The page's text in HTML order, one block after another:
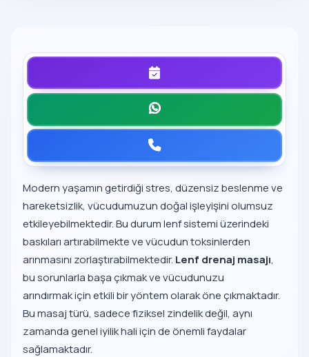
Modern yaşamın getirdiği stres, düzensiz beslenme ve
hareketsizlik, vücudumuzun doğal işleyişini olumsuz
etkileyebilmektedir. Bu durum lenf sistemi üzerindeki
baskıları artırabilmekte ve vücudun toksinlerden
arınmasını zorlaştırabilmektedir. Lenf drenaj masajı,
bu sorunlarla başa çıkmak ve vücudunuzu
arındırmak için etkili bir yöntem olarak öne çıkmaktadır.
Bu masaj türü, sadece fiziksel zindelik değil, aynı
zamanda genel iyilik hali için de önemli faydalar
sağlamaktadır.